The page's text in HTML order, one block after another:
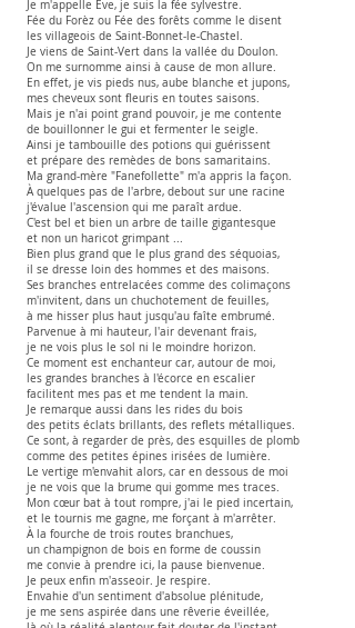
Je m'appelle Ève, je suis la fée sylvestre.
Fée du Forèz ou Fée des forêts comme le disent
les villageois de Saint-Bonnet-le-Chastel.
Je viens de Saint-Vert dans la vallée du Doulon.
On me surnomme ainsi à cause de mon allure.
En effet, je vis pieds nus, aube blanche et jupons,
mes cheveux sont fleuris en toutes saisons.
Mais je n'ai point grand pouvoir, je me contente
de bouillonner le gui et fermenter le seigle.
Ainsi je tambouille des potions qui guérissent
et prépare des remèdes de bons samaritains.
Ma grand-mère "Fanefollette" m'a appris la façon.
À quelques pas de l'arbre, debout sur une racine
j'évalue l'ascension qui me paraît ardue.
C'est bel et bien un arbre de taille gigantesque
et non un haricot grimpant ...
Bien plus grand que le plus grand des séquoias,
il se dresse loin des hommes et des maisons.
Ses branches entrelacées comme des colimaçons
m'invitent, dans un chuchotement de feuilles,
à me hisser plus haut jusqu'au faîte embrumé.
Parvenue à mi hauteur, l'air devenant frais,
je ne vois plus le sol ni le moindre horizon.
Ce moment est enchanteur car, autour de moi,
les grandes branches à l'écorce en escalier
facilitent mes pas et me tendent la main.
Je remarque aussi dans les rides du bois
des petits éclats brillants, des reflets métalliques.
Ce sont, à regarder de près, des esquilles de plomb
comme des petites épines irisées de lumière.
Le vertige m'envahit alors, car en dessous de moi
je ne vois que la brume qui gomme mes traces.
Mon cœur bat à tout rompre, j'ai le pied incertain,
et le tournis me gagne, me forçant à m'arrêter.
À la fourche de trois routes branchues,
un champignon de bois en forme de coussin
me convie à prendre ici, la pause bienvenue.
Je peux enfin m'asseoir. Je respire.
Envahie d'un sentiment d'absolue plénitude,
je me sens aspirée dans une rêverie éveillée,